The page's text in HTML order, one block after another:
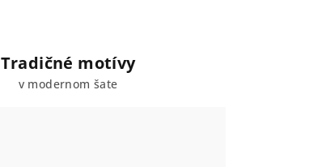
Tradičné motívy
v modernom šate